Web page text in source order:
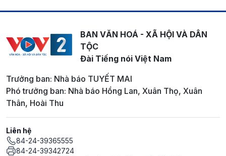
BAN VĂN HOÁ - XÃ HỘI VÀ DÂN
TỘC
Đài Tiếng nói Việt Nam
Trưởng ban: Nhà báo TUYẾT MAI
Phó trưởng ban: Nhà báo Hồng Lan, Xuân Thọ, Xuân
Thân, Hoài Thu
Liên hệ
84-24-39365555
84-24-39342724